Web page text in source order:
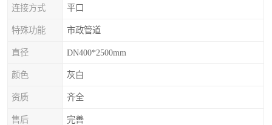
连接方式 平口
特殊功能 市政管道
直径 DN400*2500mm
颜色 灰白
资质 齐全
售后 完善